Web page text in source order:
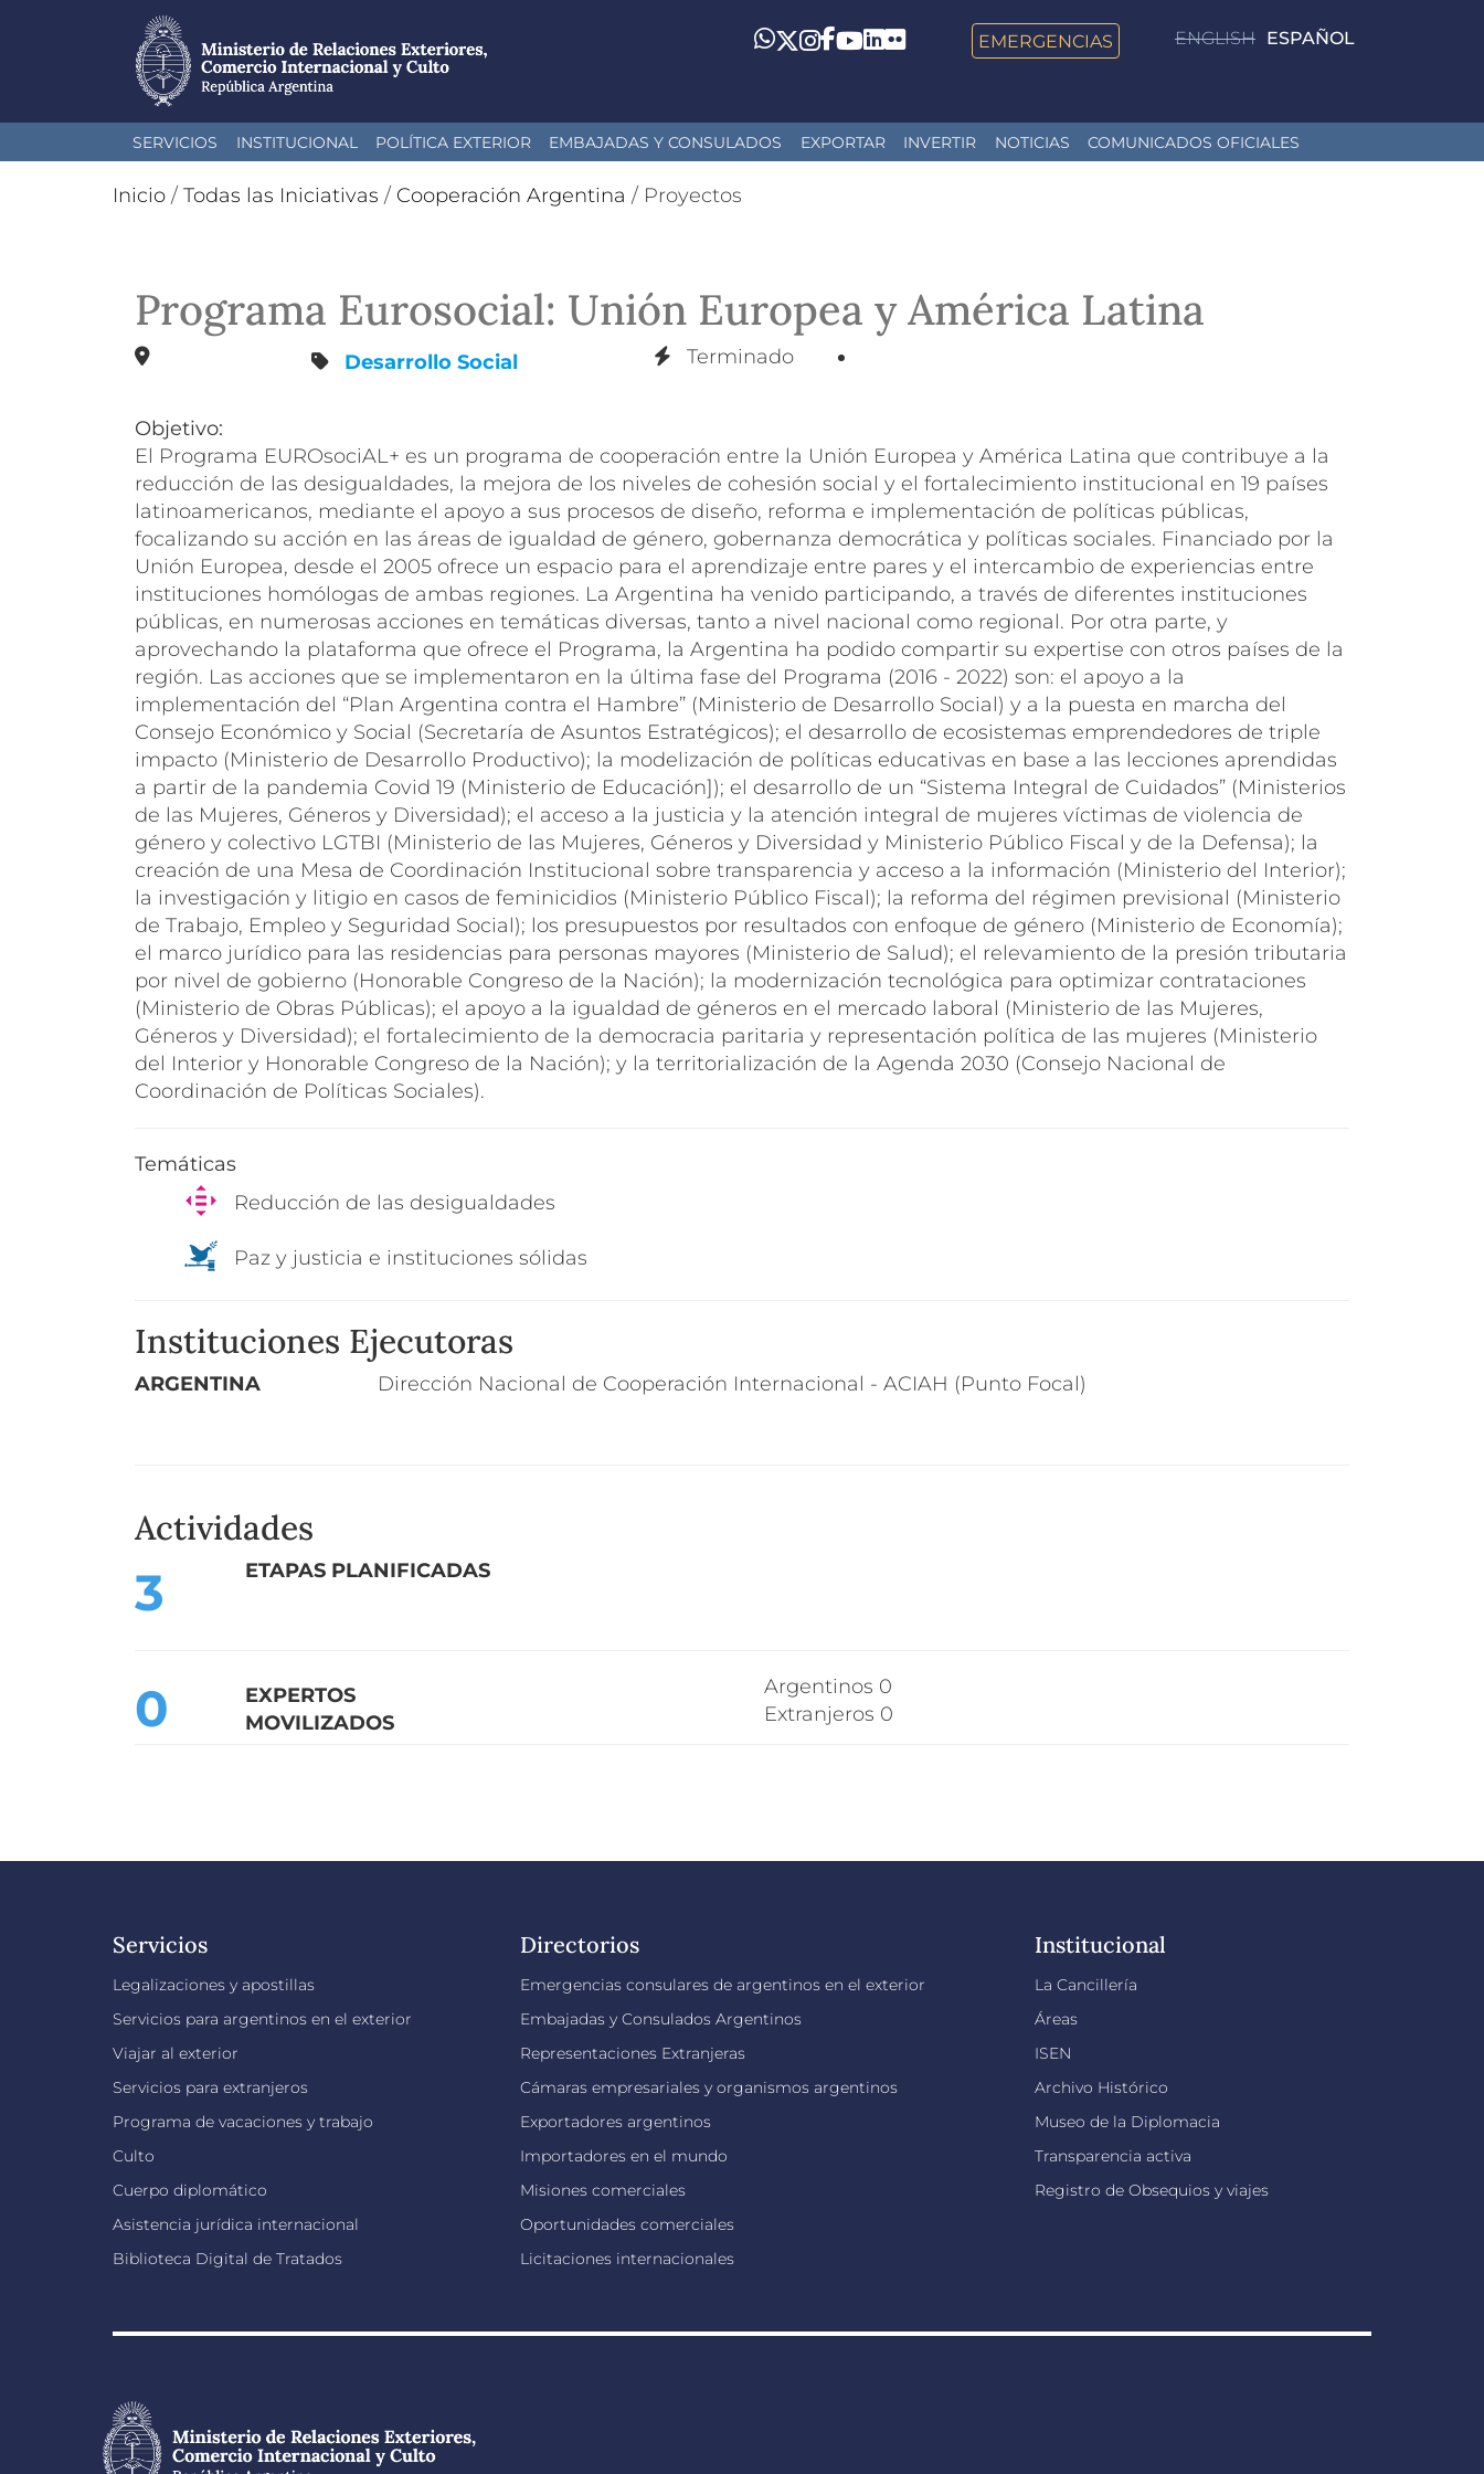
al
ENGLISH ESPAÑOL
Whatsapp
Twitter
Instagram
Facebook
YouTube
LinkedIn
Flickr EMERGENCIAS
SERVICIOS INSTITUCIONAL POLÍTICA EXTERIOR EMBAJADAS Y CONSULADOS EXPORTAR INVERTIR NOTICIAS COMUNICADOS OFICIALES
Inicio / Todas las Iniciativas / Cooperación Argentina / Proyectos
Programa Eurosocial: Unión Europea y América Latina
Desarrollo Social Terminado
Objetivo:
El Programa EUROsociAL+ es un programa de cooperación entre la Unión Europea y América Latina que contribuye a la
reducción de las desigualdades, la mejora de los niveles de cohesión social y el fortalecimiento institucional en 19 países
latinoamericanos, mediante el apoyo a sus procesos de diseño, reforma e implementación de políticas públicas,
focalizando su acción en las áreas de igualdad de género, gobernanza democrática y políticas sociales. Financiado por la
Unión Europea, desde el 2005 ofrece un espacio para el aprendizaje entre pares y el intercambio de experiencias entre
instituciones homólogas de ambas regiones. La Argentina ha venido participando, a través de diferentes instituciones
públicas, en numerosas acciones en temáticas diversas, tanto a nivel nacional como regional. Por otra parte, y
aprovechando la plataforma que ofrece el Programa, la Argentina ha podido compartir su expertise con otros países de la
región. Las acciones que se implementaron en la última fase del Programa (2016 - 2022) son: el apoyo a la
implementación del “Plan Argentina contra el Hambre” (Ministerio de Desarrollo Social) y a la puesta en marcha del
Consejo Económico y Social (Secretaría de Asuntos Estratégicos); el desarrollo de ecosistemas emprendedores de triple
impacto (Ministerio de Desarrollo Productivo); la modelización de políticas educativas en base a las lecciones aprendidas
a partir de la pandemia Covid 19 (Ministerio de Educación]); el desarrollo de un “Sistema Integral de Cuidados” (Ministerios
de las Mujeres, Géneros y Diversidad); el acceso a la justicia y la atención integral de mujeres víctimas de violencia de
género y colectivo LGTBI (Ministerio de las Mujeres, Géneros y Diversidad y Ministerio Público Fiscal y de la Defensa); la
creación de una Mesa de Coordinación Institucional sobre transparencia y acceso a la información (Ministerio del Interior);
la investigación y litigio en casos de feminicidios (Ministerio Público Fiscal); la reforma del régimen previsional (Ministerio
de Trabajo, Empleo y Seguridad Social); los presupuestos por resultados con enfoque de género (Ministerio de Economía);
el marco jurídico para las residencias para personas mayores (Ministerio de Salud); el relevamiento de la presión tributaria
por nivel de gobierno (Honorable Congreso de la Nación); la modernización tecnológica para optimizar contrataciones
(Ministerio de Obras Públicas); el apoyo a la igualdad de géneros en el mercado laboral (Ministerio de las Mujeres,
Géneros y Diversidad); el fortalecimiento de la democracia paritaria y representación política de las mujeres (Ministerio
del Interior y Honorable Congreso de la Nación); y la territorialización de la Agenda 2030 (Consejo Nacional de
Coordinación de Políticas Sociales).
Temáticas
Reducción de las desigualdades
Paz y justicia e instituciones sólidas
Instituciones Ejecutoras
ARGENTINA Dirección Nacional de Cooperación Internacional - ACIAH (Punto Focal)
Actividades
3 ETAPAS PLANIFICADAS
0
EXPERTOS
MOVILIZADOS
Argentinos 0
Extranjeros 0
Servicios
Legalizaciones y apostillas
Servicios para argentinos en el exterior
Viajar al exterior
Servicios para extranjeros
Programa de vacaciones y trabajo
Culto
Cuerpo diplomático
Asistencia jurídica internacional
Biblioteca Digital de Tratados
Directorios
Emergencias consulares de argentinos en el exterior
Embajadas y Consulados Argentinos
Representaciones Extranjeras
Cámaras empresariales y organismos argentinos
Exportadores argentinos
Importadores en el mundo
Misiones comerciales
Oportunidades comerciales
Licitaciones internacionales
Institucional
La Cancillería
Áreas
ISEN
Archivo Histórico
Museo de la Diplomacia
Transparencia activa
Registro de Obsequios y viajes